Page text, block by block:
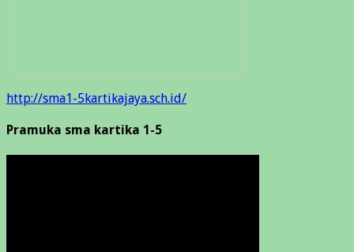
http://sma1-5kartikajaya.sch.id/
Pramuka sma kartika 1-5